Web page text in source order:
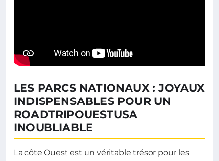
LES PARCS NATIONAUX : JOYAUX
INDISPENSABLES POUR UN
ROADTRIPOUESTUSA
INOUBLIABLE
La côte Ouest est un véritable trésor pour les